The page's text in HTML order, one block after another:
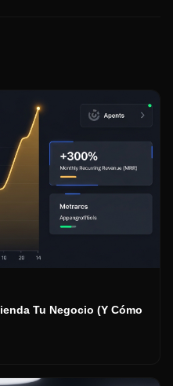
Tu Negocio (Y Cómo